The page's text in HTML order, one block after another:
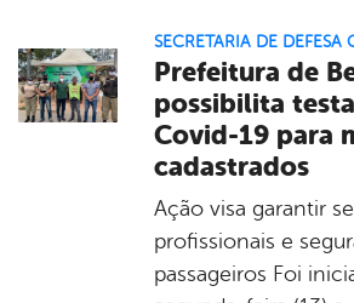
SECRETARIA DE DEFESA
Prefeitura de
possibilita
Covid-19 para
cadastrados
Ação visa garantir
profissionais e
passageiros Foi